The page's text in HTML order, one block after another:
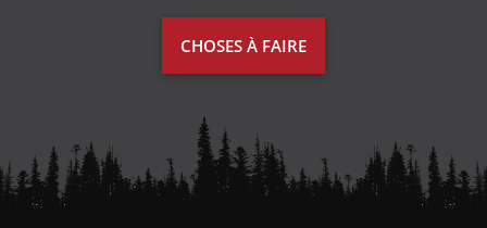
CHOSES À FAIRE